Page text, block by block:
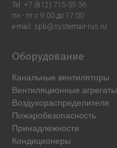
Tel: +7 (812) 715-35-36
пн - пт с 9:00 до 17:00
e-mail: spb@systemair-rus.ru
Оборудование
Канальные вентиляторы
Вентиляционные агрегаты
Воздухораспределители
Пожаробезопасность
Принадлежности
Кондиционеры